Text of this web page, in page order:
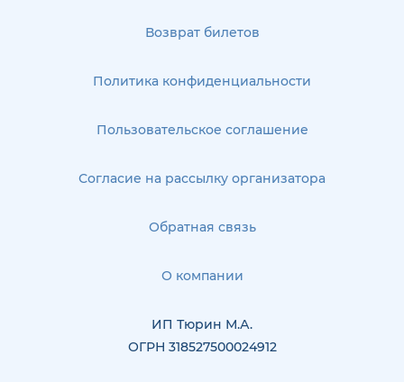
Возврат билетов
Политика конфиденциальности
Пользовательское соглашение
Согласие на рассылку организатора
Обратная связь
О компании
ИП Тюрин М.А.
ОГРН 318527500024912